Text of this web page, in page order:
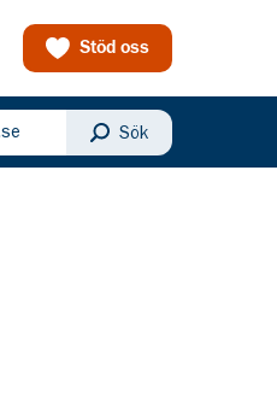
Stöd oss
Sök